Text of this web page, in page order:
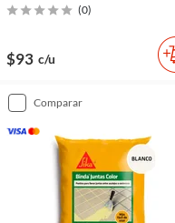
(0)
$93 c/u
comparar